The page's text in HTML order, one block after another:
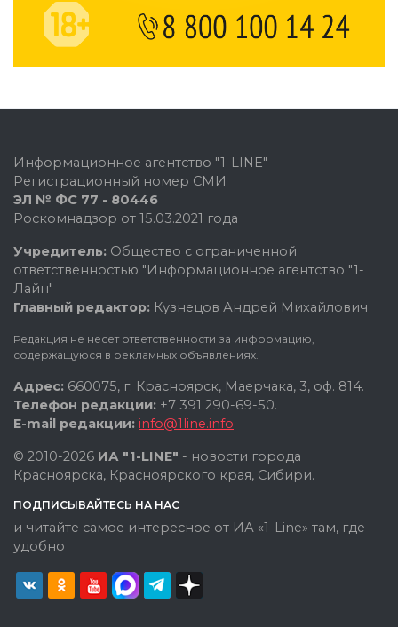
Информационное агентство "1-LINE"
Регистрационный номер СМИ
ЭЛ № ФС 77 - 80446
Роскомнадзор от 15.03.2021 года
Учредитель: Общество с ограниченной
ответственностью "Информационное агентство "1-
Лайн"
Главный редактор: Кузнецов Андрей Михайлович
Редакция не несет ответственности за информацию,
содержащуюся в рекламных объявлениях.
Адрес: 660075, г. Красноярск, Маерчака, 3, оф. 814.
Телефон редакции: +7 391 290-69-50.
E-mail редакции: info@1line.info
© 2010-2026 ИА "1-LINE" - новости города
Красноярска, Красноярского края, Сибири.
ПОДПИСЫВАЙТЕСЬ НА НАС
и читайте самое интересное от ИА «1-Line» там, где
удобно